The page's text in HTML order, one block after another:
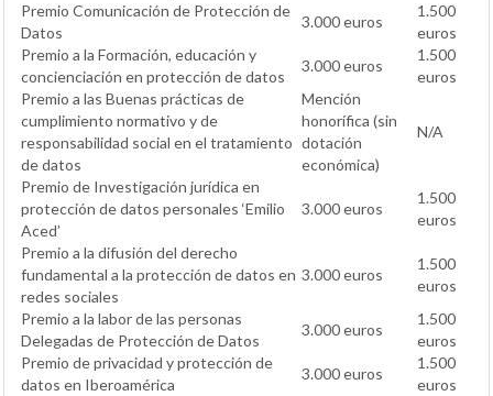
Premio Comunicación de Protección de
Datos
3.000 euros
1.500
euros
Premio a la Formación, educación y
concienciación en protección de datos
3.000 euros
1.500
euros
Premio a las Buenas prácticas de
cumplimiento normativo y de
responsabilidad social en el tratamiento
de datos
Mención
honorífica (sin
dotación
económica)
N/A
Premio de Investigación jurídica en
protección de datos personales ‘Emilio
Aced’
3.000 euros
1.500
euros
Premio a la difusión del derecho
fundamental a la protección de datos en
redes sociales
3.000 euros
1.500
euros
Premio a la labor de las personas
Delegadas de Protección de Datos
3.000 euros
1.500
euros
Premio de privacidad y protección de
datos en Iberoamérica
3.000 euros
1.500
euros